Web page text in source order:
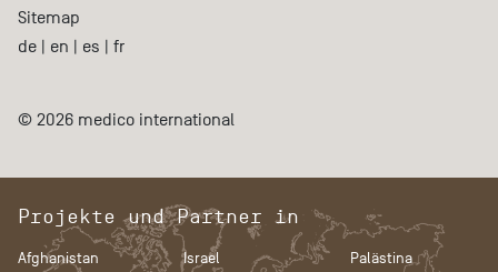
Sitemap
de | en | es | fr
© 2026 medico international
Projekte und Partner in
Afghanistan Israel Palästina